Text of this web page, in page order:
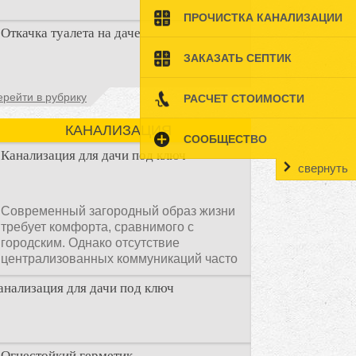
ПРОЧИСТКА КАНАЛИЗАЦИИ
ЗАКАЗАТЬ СЕПТИК
РАСЧЕТ СТОИМОСТИ
СООБЩЕСТВО
свернуть
Туалеты для дачи – это устройства, с
которых начинается благоустройство
Откачка туалета на даче
Туалет на даче – это первая постройка,
которая изначально строится на дачном
участке. Она может
в рубрику
КАНАЛИЗАЦИЯ
Канализация для дачи под ключ
Современный загородный образ жизни
требует комфорта, сравнимого с
городским. Однако отсутствие
централизованных коммуникаций часто
становится главным препятствием.
Многие владельцы ошибочно полагают,
для дачи под ключ